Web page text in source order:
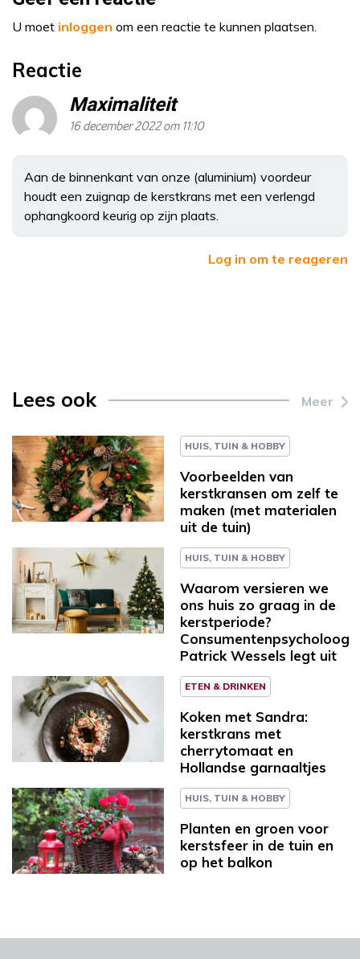
U moet inloggen om een reactie te kunnen plaatsen.
Reactie
Maximaliteit
16 december 2022 om 11:10
Aan de binnenkant van onze (aluminium) voordeur
houdt een zuignap de kerstkrans met een verlengd
ophangkoord keurig op zijn plaats.
Log in om te reageren
Lees ook Meer
HUIS, TUIN & HOBBY
Voorbeelden van
kerstkransen om zelf te
maken (met materialen
uit de tuin)
HUIS, TUIN & HOBBY
Waarom versieren we
ons huis zo graag in de
kerstperiode?
Consumentenpsycholoog
Patrick Wessels legt uit
ETEN & DRINKEN
Koken met Sandra:
kerstkrans met
cherrytomaat en
Hollandse garnaaltjes
HUIS, TUIN & HOBBY
Planten en groen voor
kerstsfeer in de tuin en
op het balkon